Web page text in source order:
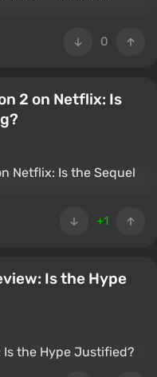
0
2 on Netflix: Is
+1
Is the Hype